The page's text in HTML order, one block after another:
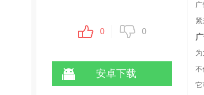
0 0
安卓下载
紧
不
它